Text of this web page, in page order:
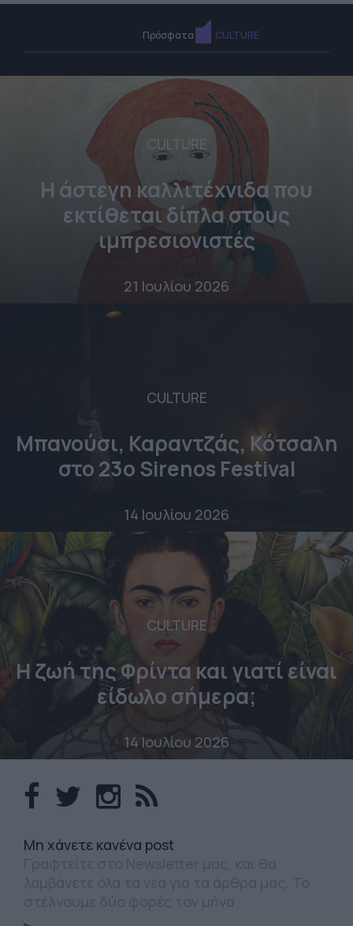
Πρόσφατα CULTURE
CULTURE
Η άστεγη καλλιτέχνιδα που
εκτίθεται δίπλα στους
ιμπρεσιονιστές
21 Ιουλίου 2026
CULTURE
Μπανούσι, Καραντζάς, Κότσαλη
στο 23o Sirenos Festival
14 Ιουλίου 2026
CULTURE
Η ζωή της Φρίντα και γιατί είναι
είδωλο σήμερα;
14 Ιουλίου 2026
Mη χάνετε κανένα post